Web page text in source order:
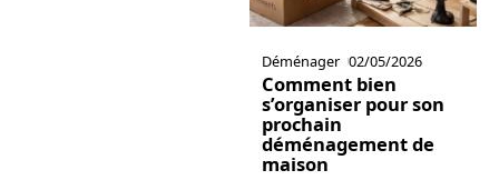
Déménager 02/05/2026
Comment bien
s’organiser pour son
prochain
déménagement de
maison